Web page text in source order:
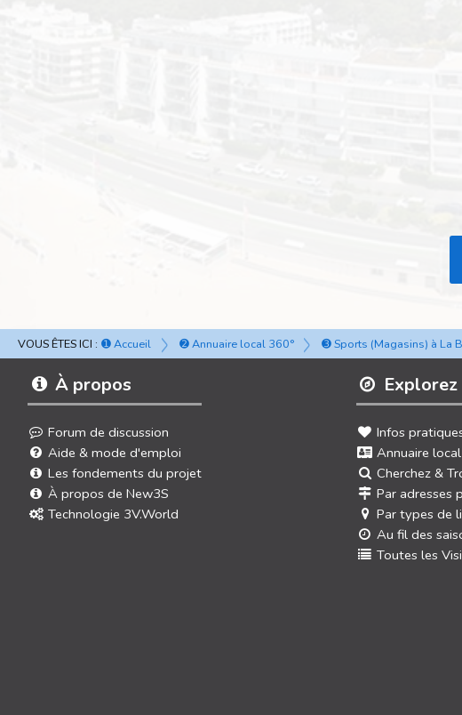
VOUS ÊTES ICI : ➊ Accueil ➋ Annuaire local 360° ➌ Sports (Magasins) à La
Explorez
Infos
Annuaire
Cherchez &
Par adresses
Par types de
Au fil des
Toutes les
À propos
Forum de discussion
Aide & mode d'emploi
Les fondements du projet
À propos de New3S
Technologie 3V.World